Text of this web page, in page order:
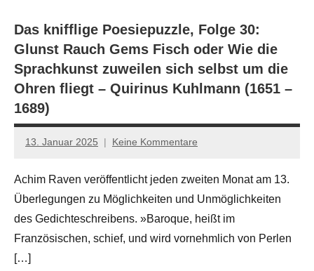
und
Kritik
Das knifflige Poesiepuzzle, Folge 30:
Glunst Rauch Gems Fisch oder Wie die
Sprachkunst zuweilen sich selbst um die
Ohren fliegt – Quirinus Kuhlmann (1651 –
1689)
13. Januar 2025
Jan-
Hornauer
für
dasgedichtblog
Keine Kommentare
Achim Raven veröffentlicht jeden zweiten Monat am 13.
Überlegungen zu Möglichkeiten und Unmöglichkeiten
des Gedichteschreibens. »Baroque, heißt im
Französischen, schief, und wird vornehmlich von Perlen
[…]